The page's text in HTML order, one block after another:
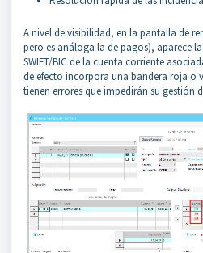
A nivel de visibilidad, en la pantalla de
pero es análoga la de pagos), aparece
SWIFT/BIC de la cuenta corriente
de efecto incorpora una bandera roja o
tienen errores que impedirán su gestión